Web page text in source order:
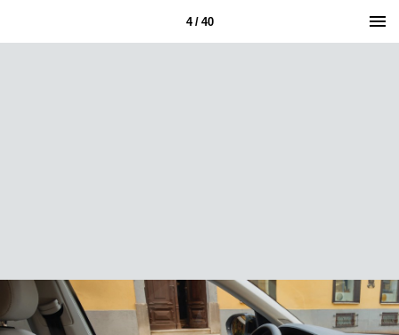
4 / 40